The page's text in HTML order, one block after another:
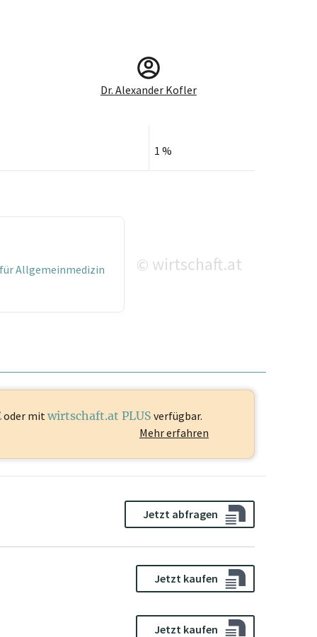
Dr. Alexander Kofler
1 %
für Allgemeinmedizin
© wirtschaft.at
oder mit wirtschaft.at PLUS verfügbar.
Mehr erfahren
Jetzt abfragen
Jetzt kaufen
Jetzt kaufen